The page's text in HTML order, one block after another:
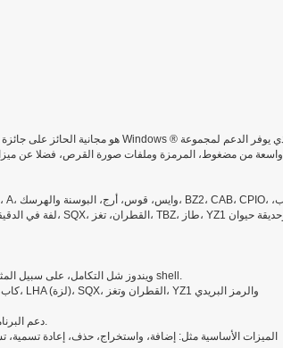
واسعة من مضغوط، المرمزة وملفات صورة القرص، فضلا عن
ويندوز شل التكامل، على سبيل المثال سحب آند إسقاط، معالجات القائمة وانخفاض سياق shell.
دعم البرنامج النصي الذي يسمح لك لجعل النسخ الاحتياطي الآلي.
الميزات الأساسية مثل: إضافة، واستخراج، حذف، إعادة